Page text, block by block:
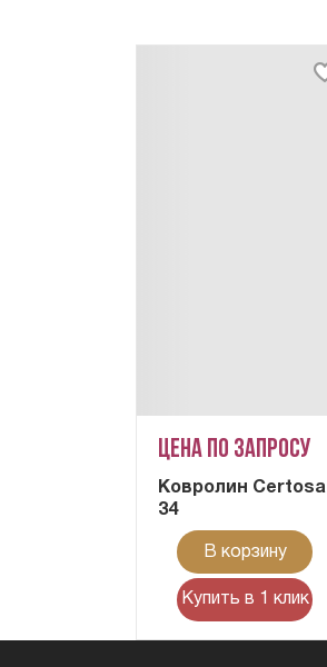
Цена по запросу
Ковролин Certosa
34
В корзину
Купить в 1 клик